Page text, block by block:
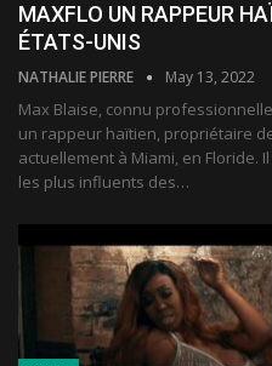
MAXFLO UN RAPPEUR
ÉTATS-UNIS
NATHALIE PIERRE May 13, 2022
Max Blaise, connu
un rappeur haïtien, propriétaire
actuellement à Miami, en Floride.
les plus influents des…